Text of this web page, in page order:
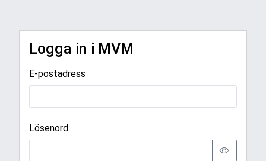
Logga in i MVM
E-postadress
Lösenord